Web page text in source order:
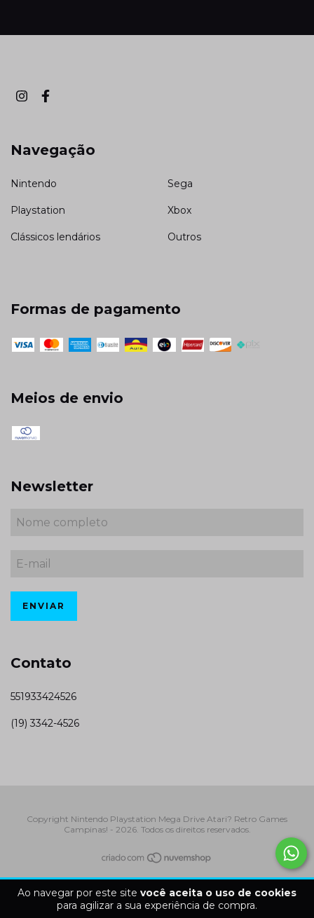
Ao navegar por este site você aceita o uso de cookies
para agilizar a sua experiência de compra.
Navegação
Nintendo Sega
Playstation Xbox
Clássicos lendários Outros
Formas de pagamento
Meios de envio
Newsletter
Contato
551933424526
(19) 3342-4526
Copyright Nintendo Playstation Mega Drive Atari? Retro Games
Campinas! - 2026. Todos os direitos reservados.